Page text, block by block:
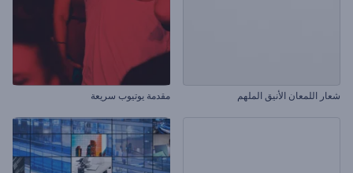
شعار اللمعان الأنيق الملهم مقدمة يوتيوب سريعة